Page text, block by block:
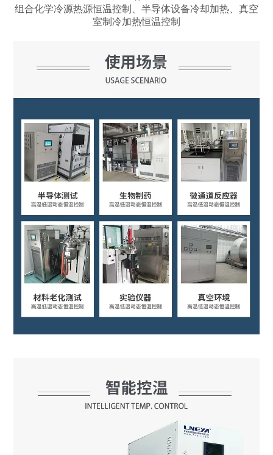
组合化学冷源热源恒温控制、半导体设备冷却加热、真空
室制冷加热恒温控制